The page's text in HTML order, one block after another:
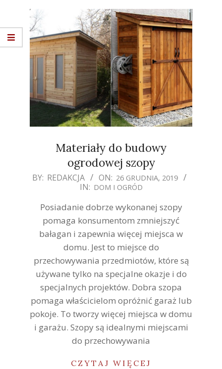
Materiały do budowy
ogrodowej szopy
2019-
BY: REDAKCJA ON: 26 GRUDNIA, 2019
IN: DOM I OGRÓD
Posiadanie dobrze wykonanej szopy
pomaga konsumentom zmniejszyć
bałagan i zapewnia więcej miejsca w
domu. Jest to miejsce do
przechowywania przedmiotów, które są
używane tylko na specjalne okazje i do
specjalnych projektów. Dobra szopa
pomaga właścicielom opróżnić garaż lub
pokoje. To tworzy więcej miejsca w domu
i garażu. Szopy są idealnymi miejscami
do przechowywania
CZYTAJ WIĘCEJ